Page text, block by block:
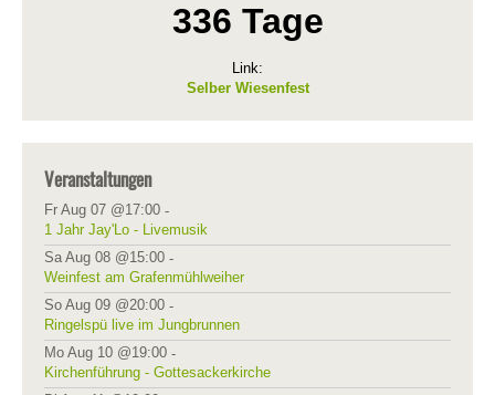
336 Tage
Link:
Selber Wiesenfest
Veranstaltungen
Fr Aug 07 @17:00 -
1 Jahr Jay'Lo - Livemusik
Sa Aug 08 @15:00 -
Weinfest am Grafenmühlweiher
So Aug 09 @20:00 -
Ringelspü live im Jungbrunnen
Mo Aug 10 @19:00 -
Kirchenführung - Gottesackerkirche